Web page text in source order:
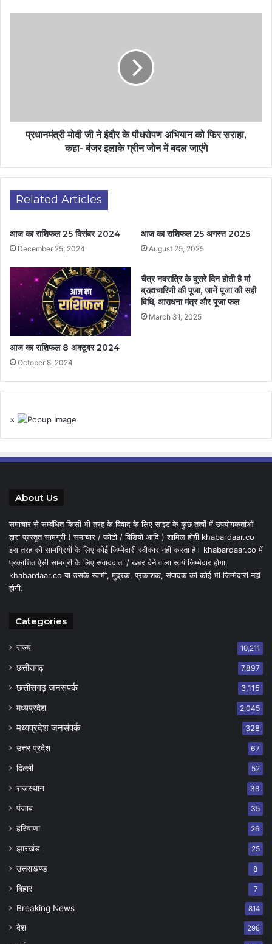
प्रधानमंत्री मोदी जी ने इंदौर के पौधरोपण अभियान को फिर सराहा,
कहा- बंजर इलाके ग्रीन जोन में बदल जाएंगे
Related Articles
आज का राशिफल 25 दिसंबर 2024
December 25, 2024
आज का राशिफल 25 अगस्त 2025
August 25, 2025
आज का राशिफल 8 अक्टूबर 2024
October 8, 2024
चैत्र नवरात्रि के दूसरे दिन होती है मां
ब्रह्मचारिणी की पूजा, जानें पूजा की सही
विधि, आराधना मंत्र और पूजा फल
March 31, 2025
×
About Us
समाचार से सम्बंधित किसी भी तरह के विवाद के लिए साइट के कुछ तत्वों में उपयोगकर्ताओं
द्वारा प्रस्तुत सामग्री ( समाचार / फोटो / विडियो आदि ) शामिल होगी khabardaar.co
इस तरह की सामग्रियों के लिए कोई जिम्मेदारी स्वीकार नहीं करता है। khabardaar.co में
प्रकाशित ऐसी सामग्री के लिए संवाददाता / खबर देने वाला स्वयं जिम्मेदार होगा,
khabardaar.co या उसके स्वामी, मुद्रक, प्रकाशक, संपादक की कोई भी जिम्मेदारी नहीं
होगी.
Categories
राज्य 10,211
छत्तीसगढ़ 7,897
छत्तीसगढ़ जनसंपर्क 3,115
मध्यप्रदेश 2,045
मध्यप्रदेश जनसंपर्क 328
उत्तर प्रदेश 67
दिल्ली 52
राजस्थान 38
पंजाब 35
हरियाणा 26
झारखंड 25
उत्तराखण्ड 8
बिहार 7
Breaking News 814
देश 298